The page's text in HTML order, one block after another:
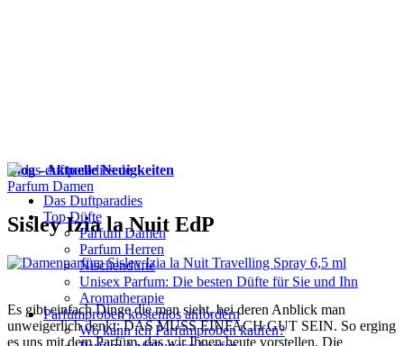
Das Duftparadies
Top Düfte
Parfum Damen
Parfum Herren
Nischendüfte
Unisex Parfum: Die besten Düfte für Sie und Ihn
Aromatherapie
Parfümproben kostenlos anfordern
Wo kann ich Parfümproben kaufen?
Blog - Aktuelle Neuigkeiten
Parfum Damen
Sisley Izia la Nuit EdP
Es gibt einfach Dinge die man sieht, bei deren Anblick man
unweigerlich denkt: DAS MUSS EINFACH GUT SEIN. So erging
es uns mit dem Parfüm, das wir Ihnen heute vorstellen. Die